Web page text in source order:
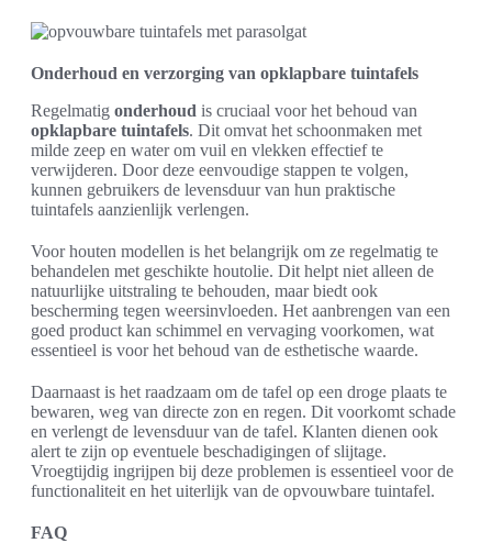
Onderhoud en verzorging van opklapbare tuintafels
Regelmatig onderhoud is cruciaal voor het behoud van
opklapbare tuintafels. Dit omvat het schoonmaken met
milde zeep en water om vuil en vlekken effectief te
verwijderen. Door deze eenvoudige stappen te volgen,
kunnen gebruikers de levensduur van hun praktische
tuintafels aanzienlijk verlengen.
Voor houten modellen is het belangrijk om ze regelmatig te
behandelen met geschikte houtolie. Dit helpt niet alleen de
natuurlijke uitstraling te behouden, maar biedt ook
bescherming tegen weersinvloeden. Het aanbrengen van een
goed product kan schimmel en vervaging voorkomen, wat
essentieel is voor het behoud van de esthetische waarde.
Daarnaast is het raadzaam om de tafel op een droge plaats te
bewaren, weg van directe zon en regen. Dit voorkomt schade
en verlengt de levensduur van de tafel. Klanten dienen ook
alert te zijn op eventuele beschadigingen of slijtage.
Vroegtijdig ingrijpen bij deze problemen is essentieel voor de
functionaliteit en het uiterlijk van de opvouwbare tuintafel.
FAQ